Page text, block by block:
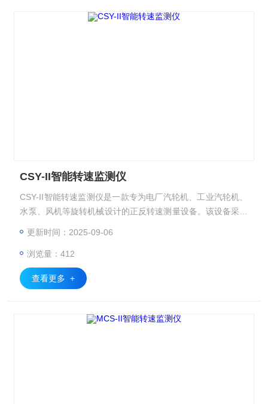
CSY-II智能转速监测仪
CSY-II智能转速监测仪是一款专为电厂汽轮机、工业汽轮机、
水泵、风机等旋转机械设计的正反转速测量设备。该设备采用
齿条等部位的转速和线速度进行精确测量。
更新时间：2025-09-06
浏览量：412
查看更多 +